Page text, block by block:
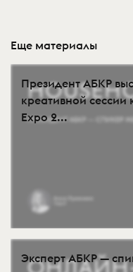
Еще материалы
Президент АБКР
креативной
Expo 2...
Эксперт АБКР —